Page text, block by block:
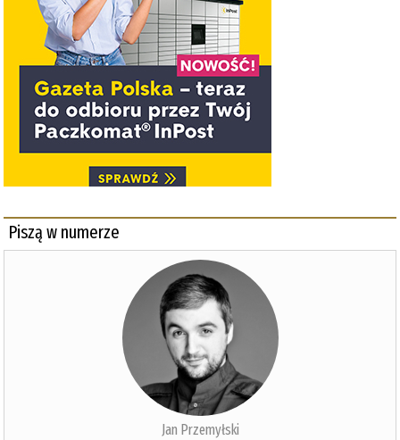
Piszą w numerze
Jan Przemyłski